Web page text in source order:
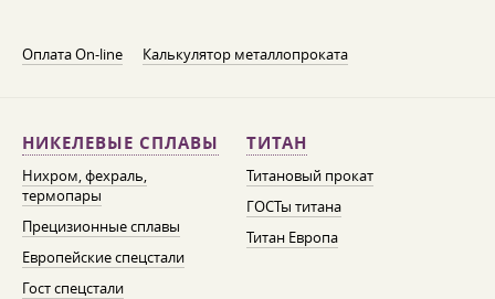
Оплата On-line Калькулятор металлопроката
НИКЕЛЕВЫЕ СПЛАВЫ
Нихром, фехраль,
термопары
Прецизионные сплавы
Европейские спецстали
Гост спецстали
ТИТАН
Титановый прокат
ГОСТы титана
Титан Европа